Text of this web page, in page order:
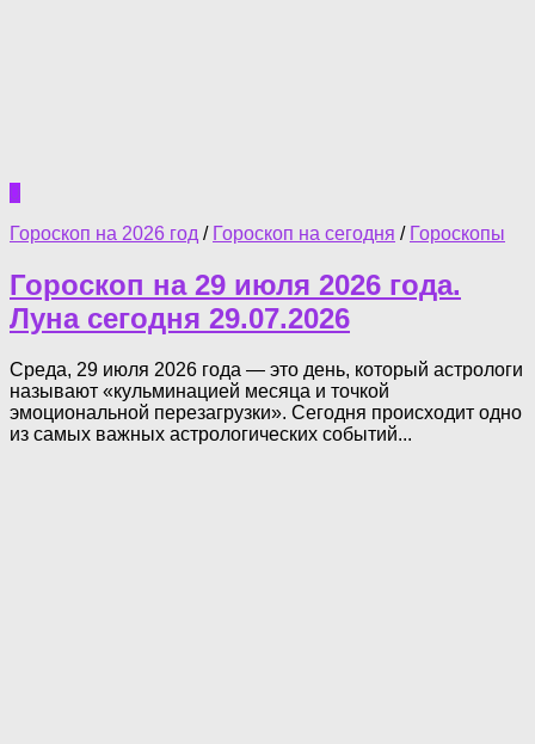
0
Гороскоп на 2026 год / Гороскоп на сегодня / Гороскопы
Гороскоп на 29 июля 2026 года.
Луна сегодня 29.07.2026
Среда, 29 июля 2026 года — это день, который астрологи
называют «кульминацией месяца и точкой
эмоциональной перезагрузки». Сегодня происходит одно
из самых важных астрологических событий...